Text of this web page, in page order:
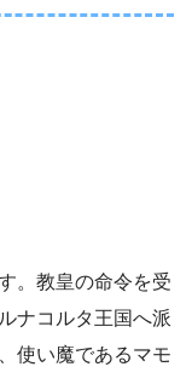
。教皇の命令を受
ナコルタ王国へ派
使い魔であるマモ